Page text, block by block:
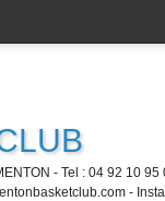
- Tel : 04 92 10
-